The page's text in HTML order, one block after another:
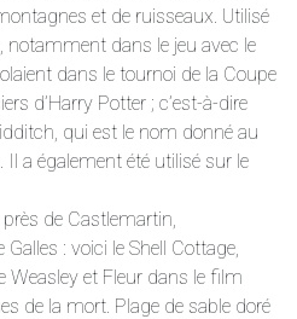
et de ruisseaux. Utilisé
dans le jeu avec le
dans le tournoi de la Coupe
d’Harry Potter ; c’est-à-dire
qui est le nom donné au
Il a également été utilisé sur le
de Castlemartin,
: voici le Shell Cottage,
Weasley et Fleur dans le film
de la mort. Plage de sable doré